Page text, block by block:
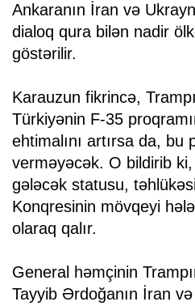
Ankaranın İran və
dialoq qura bilən nadir
göstərilir.
Karauzun fikrincə,
Türkiyənin F-35
ehtimalını artırsa da,
verməyəcək. O bildirib
gələcək statusu,
Konqresinin mövqeyi
olaraq qalır.
General həmçinin
Tayyib Ərdoğanın İran